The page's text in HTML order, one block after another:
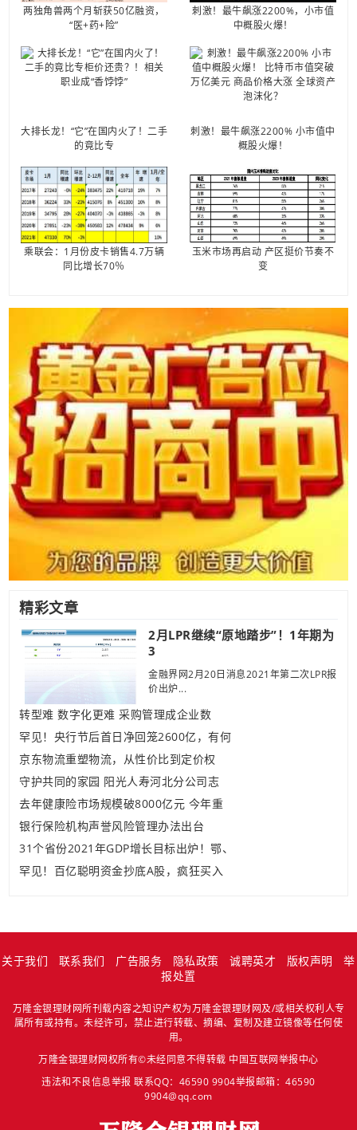
两独角兽两个月斩获50亿融资，
“医+药+险”
刺激！最牛飙涨2200%，小市值
中概股火爆！
大排长龙！“它”在国内火了！二手
的竟比专
刺激！最牛飙涨2200% 小市值中
概股火爆！
乘联会：1月份皮卡销售4.7万辆
同比增长70％
玉米市场再启动 产区挺价节奏不
变
精彩文章
2月LPR继续“原地踏步”！1年期为
3
金融界网2月20日消息2021年第二次LPR报
价出炉...
转型难 数字化更难 采购管理成企业数
罕见！央行节后首日净回笼2600亿，有何
京东物流重塑物流，从性价比到定价权
守护共同的家园 阳光人寿河北分公司志
去年健康险市场规模破8000亿元 今年重
银行保险机构声誉风险管理办法出台
31个省份2021年GDP增长目标出炉！鄂、
罕见！百亿聪明资金抄底A股，疯狂买入
关于我们 联系我们 广告服务 隐私政策 诚聘英才 版权声明
举
报处置
万隆金银理财网所刊载内容之知识产权为万隆金银理财网及/或相关权利人专
属所有或持有。未经许可，禁止进行转载、摘编、复制及建立镜像等任何使
用。
万隆金银理财网权所有©未经同意不得转载 中国互联网举报中心
违法和不良信息举报 联系QQ：46590 9904举报邮箱：46590
9904@qq.com